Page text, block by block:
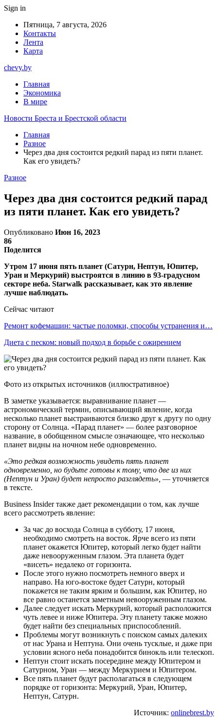
Sign in
Пятница, 7 августа, 2026
Контакты
Лента
Карта
chevy.by
Главная
Экономика
В мире
Новости Бреста и Брестской области
Главная
Разное
Через два дня состоится редкий парад из пяти планет.
Как его увидеть?
Разное
Через два дня состоится редкий парад
из пяти планет. Как его увидеть?
Опубликовано Июн 16, 2023
86
Поделится
Утром 17 июня пять планет (Сатурн, Нептун, Юпитер,
Уран и Меркурий) выстроятся в линию в 93-градусном
секторе неба. Starwalk рассказывает, как это явление
лучше наблюдать.
Сейчас читают
Ремонт кофемашин: частые поломки, способы устранения и…
Диета с песком: новый подход в борьбе с ожирением
Фото из открытых источников (иллюстративное)
В заметке указывается: выравнивание планет —
астрономический термин, описывающий явление, когда
несколько планет выстраиваются близко друг к другу по одну
сторону от Солнца. «Парад планет» — более разговорное
название, в обобщенном смысле означающее, что несколько
планет видны на ночном небе одновременно.
«Это редкая возможность увидеть пять планет
одновременно, но будьте готовы к тому, что две из них
(Нептун и Уран) будет непросто разглядеть», — уточняется
в тексте.
Business Insider также дает рекомендации о том, как лучше
всего рассмотреть явление:
За час до восхода Солнца в субботу, 17 июня,
необходимо смотреть на восток. Ярче всего из пяти
планет окажется Юпитер, который легко будет найти
даже невооруженным глазом. Эта планета будет
«висеть» недалеко от горизонта.
После этого нужно посмотреть немного вверх и
направо. На юго-востоке будет Сатурн, который
покажется не таким ярким и большим, как Юпитер, но
все равно останется заметным невооруженным глазом.
Далее следует искать Меркурий, который расположится
чуть левее и ниже Юпитера. Эту планету также можно
будет найти без специальных приспособлений.
Проблемы могут возникнуть с поиском самых далеких
от нас Урана и Нептуна. Они очень тусклые, и даже при
условии ясного неба понадобится бинокль или телескоп.
Нептун стоит искать посередине между Юпитером и
Сатурном, Уран — между Меркурием и Юпитером.
Все пять планет будут располагаться в следующем
порядке от горизонта: Меркурий, Уран, Юпитер,
Нептун, Сатурн.
Источник: onlinebrest.by